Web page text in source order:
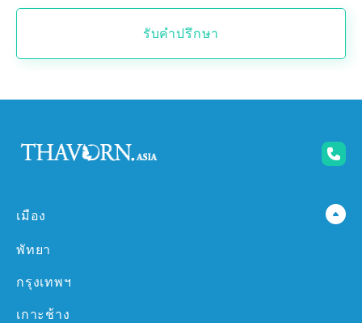
รับคำปรึกษา
เมือง
พัทยา
กรุงเทพฯ
เกาะช้าง